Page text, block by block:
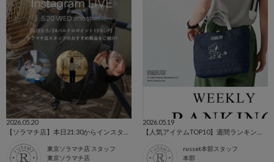
2026.05.20
東京ソラマチ店 スタッフ
東京ソラマチ店
2026.05.19
russet本部スタッフ
本部